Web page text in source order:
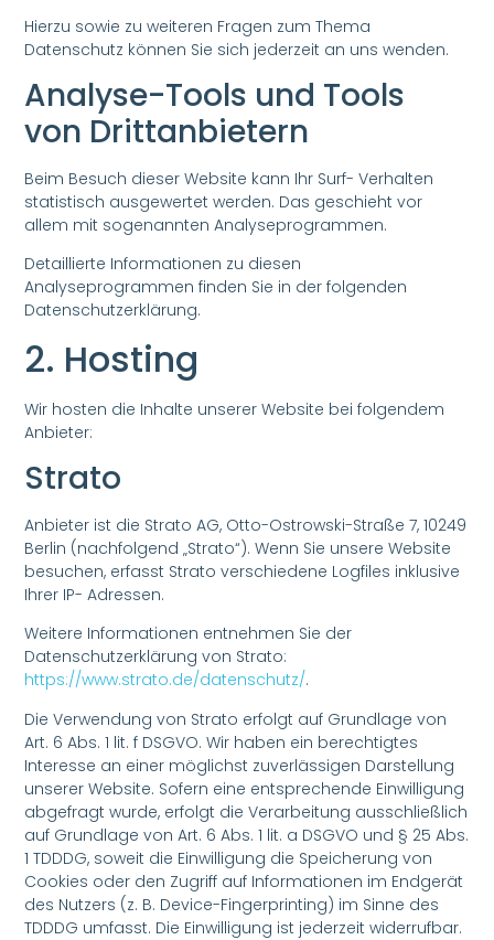
Hierzu sowie zu weiteren Fragen zum Thema
Datenschutz können Sie sich jederzeit an uns wenden.
Analyse-Tools und Tools
von Dritt­anbietern
Beim Besuch dieser Website kann Ihr Surf- Verhalten
statistisch ausgewertet werden. Das geschieht vor
allem mit sogenannten Analyseprogrammen.
Detaillierte Informationen zu diesen
Analyseprogrammen finden Sie in der folgenden
Datenschutzerklärung.
2. Hosting
Wir hosten die Inhalte unserer Website bei folgendem
Anbieter:
Strato
Anbieter ist die Strato AG, Otto-Ostrowski-Straße 7, 10249
Berlin (nachfolgend „Strato“). Wenn Sie unsere Website
besuchen, erfasst Strato verschiedene Logfiles inklusive
Ihrer IP- Adressen.
Weitere Informationen entnehmen Sie der
Datenschutzerklärung von Strato:
https://www.strato.de/datenschutz/.
Die Verwendung von Strato erfolgt auf Grundlage von
Art. 6 Abs. 1 lit. f DSGVO. Wir haben ein berechtigtes
Interesse an einer möglichst zuverlässigen Darstellung
unserer Website. Sofern eine entsprechende Einwilligung
abgefragt wurde, erfolgt die Verarbeitung ausschließlich
auf Grundlage von Art. 6 Abs. 1 lit. a DSGVO und § 25 Abs.
1 TDDDG, soweit die Einwilligung die Speicherung von
Cookies oder den Zugriff auf Informationen im Endgerät
des Nutzers (z. B. Device-Fingerprinting) im Sinne des
TDDDG umfasst. Die Einwilligung ist jederzeit widerrufbar.